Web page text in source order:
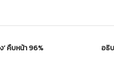
คืบหน้า 96%
อธิ